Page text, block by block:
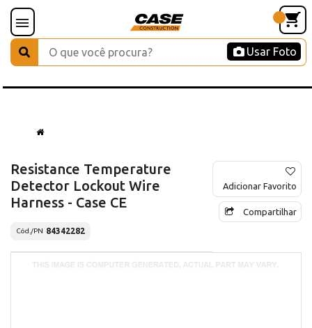
Usar Foto
Resistance Temperature
Detector Lockout Wire
Harness - Case CE
Cód./PN 84342282
Adicionar Favorito
Compartilhar